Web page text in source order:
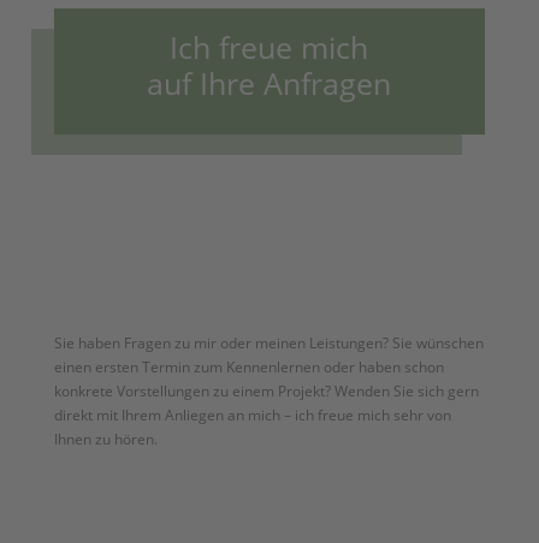
Ich freue mich
auf Ihre Anfragen
Sie haben Fragen zu mir oder meinen Leistungen? Sie wünschen
einen ersten Termin zum Kennenlernen oder haben schon
konkrete Vorstellungen zu einem Projekt? Wenden Sie sich gern
direkt mit Ihrem Anliegen an mich – ich freue mich sehr von
Ihnen zu hören.